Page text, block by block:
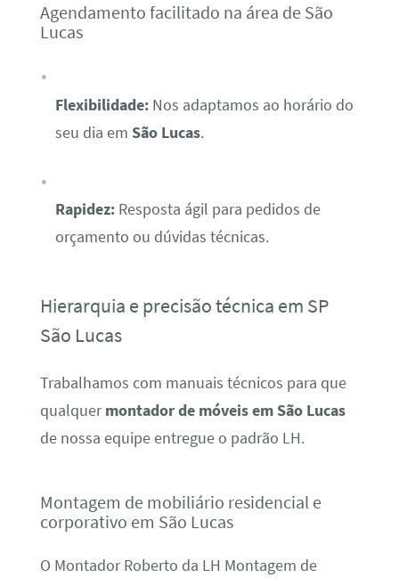
Agendamento facilitado na área de São
Lucas
Flexibilidade:Nos adaptamos ao horário do
seu dia em São Lucas.
Rapidez:Resposta ágil para pedidos de
orçamento ou dúvidas técnicas.
Hierarquia e precisão técnica em SP
São Lucas
Trabalhamos com manuais técnicos para que
qualquermontador de móveis em São Lucas
de nossa equipe entregue o padrão LH.
Montagem de mobiliário residencial e
corporativo em São Lucas
O Montador Roberto da LH Montagem de